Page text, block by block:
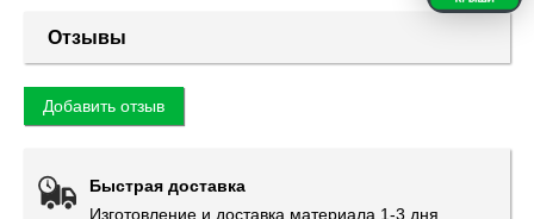
Отзывы
Добавить отзыв
Быстрая доставка
Изготовление и доставка материала 1-3 дня